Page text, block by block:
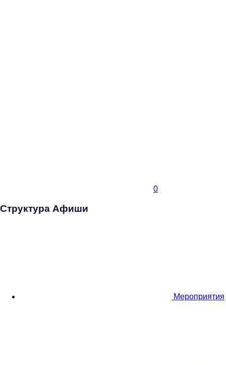
0
Структура Афиши
Мероприятия